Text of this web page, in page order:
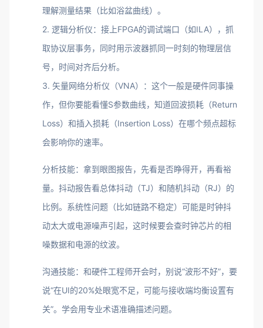
理解测量结果（比如浴盆曲线）。
2. 逻辑分析仪：接上FPGA的调试端口（如ILA），抓
取协议层事务，同时用示波器抓同一时刻的物理层信
号，时间对齐后分析。
3. 矢量网络分析仪（VNA）：这个一般是硬件同事操
作，但你要能看懂S参数曲线，知道回波损耗（Return
Loss）和插入损耗（Insertion Loss）在哪个频点超标
会影响你的速率。
分析技能：拿到眼图报告，先看是否睁得开，再看裕
量。抖动报告看总体抖动（TJ）和随机抖动（RJ）的
比例。系统性问题（比如链路不稳定）可能是时钟抖
动太大或电源噪声引起，这时候要会查时钟芯片的相
噪数据和电源的纹波。
沟通技能：和硬件工程师开会时，别说“波形不好”，要
说“在UI的20%处眼宽不足，可能与接收端均衡设置有
关”。学会用专业术语准确描述问题。